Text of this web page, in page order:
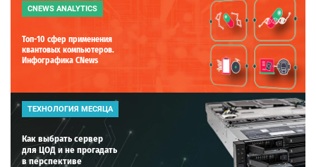
CNEWS ANALYTICS
Топ-10 сфер применения
квантовых компьютеров.
Инфографика CNews
ТЕХНОЛОГИЯ МЕСЯЦА
Как выбрать сервер
для ЦОД и не прогадать
в перспективе